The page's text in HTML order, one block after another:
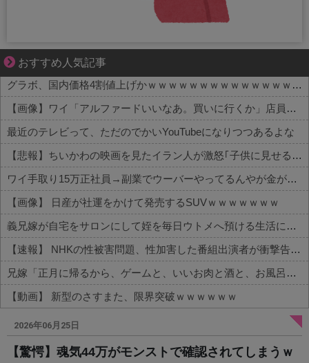
おすすめ人気記事
1420gの娘がくれた“生きる力”。
グラボ、国内価格4割値上げかｗｗｗｗｗｗｗｗｗｗｗｗｗｗｗｗ
【画像】ワイ「アルファードいいなあ。買いに行くか」店員「ほいっ見積もりな！」ワイ「金額おかしくね？」←お前らもそう思うよな？？？？？
最近のテレビって、ただのでかいYouTubeになりつつあるよな
【悲報】ちいかわの映画を見たイラン人が激怒｢子供に見せる内容じゃない｡悪影響は計り知れない｣←これw w w w w w w w w
ワイ手取り15万正社員→副業でウーバーやってるんやが金がない
【画像】 日産が社運をかけて発売するSUVｗｗｗｗｗｗｗ
義兄嫁が自宅をサロンにして姪を毎日ウトメへ預ける生活に。数年後、そのツケが一気に回ってきて…
【速報】 NHKの性被害問題、性加害した番組出演者が衝撃告白！
兄嫁「正月に帰るから、ゲームと、いいお肉と酒と、お風呂グッズの準備しとけよ」寝起きの私「知るかボケ」兄嫁「キィィィィー！！！！」私「あ…」
【動画】 新型のさすまた、限界突破ｗｗｗｗｗｗ
Powered by livedoor 相互RSS
2026年06月25日
【驚愕】魂気44万がモンストで確認されてしまうｗ